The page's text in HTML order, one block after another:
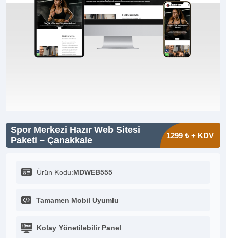
Spor Merkezi Hazır Web Sitesi
Paketi – Çanakkale
1299 ₺ + KDV
Ürün Kodu:MDWEB555
Tamamen Mobil Uyumlu
Kolay Yönetilebilir Panel